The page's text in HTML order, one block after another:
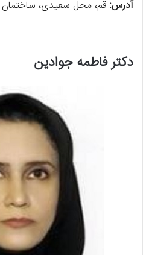
آدرس: قم، محل سعیدی، ساختمان
دکتر فاطمه جوادین